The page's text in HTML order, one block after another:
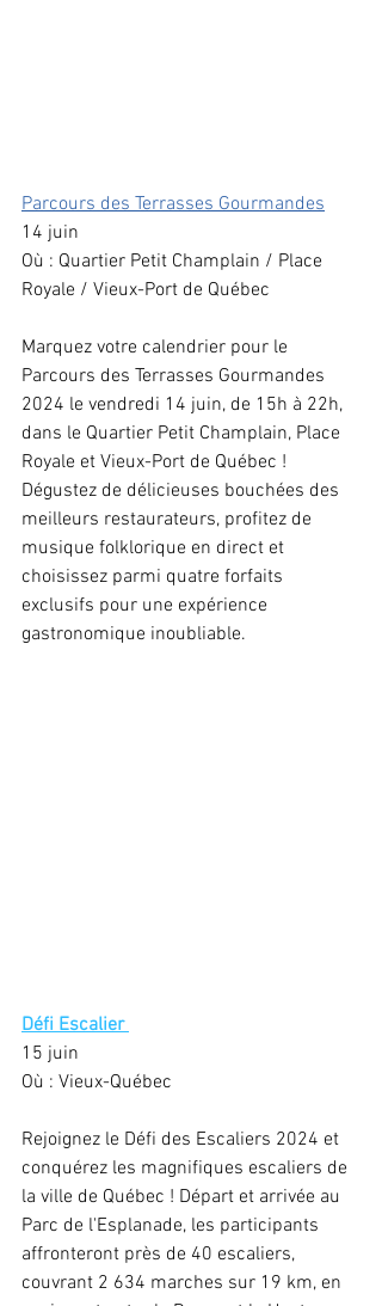
Parcours des Terrasses Gourmandes
14 juin
Où : Quartier Petit Champlain / Place
Royale / Vieux-Port de Québec
Marquez votre calendrier pour le
Parcours des Terrasses Gourmandes
2024 le vendredi 14 juin, de 15h à 22h,
dans le Quartier Petit Champlain, Place
Royale et Vieux-Port de Québec !
Dégustez de délicieuses bouchées des
meilleurs restaurateurs, profitez de
musique folklorique en direct et
choisissez parmi quatre forfaits
exclusifs pour une expérience
gastronomique inoubliable.
Défi Escalier
15 juin
Où : Vieux-Québec
Rejoignez le Défi des Escaliers 2024 et
conquérez les magnifiques escaliers de
la ville de Québec ! Départ et arrivée au
Parc de l'Esplanade, les participants
affronteront près de 40 escaliers,
couvrant 2 634 marches sur 19 km, en